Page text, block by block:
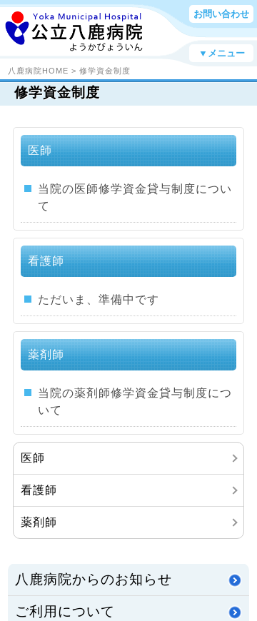
お問い合わせ
▼メニュー
八鹿病院HOME > 修学資金制度
修学資金制度
医師
当院の医師修学資金貸与制度につい
て
看護師
ただいま、準備中です
薬剤師
当院の薬剤師修学資金貸与制度につ
いて
医師
看護師
薬剤師
八鹿病院からのお知らせ
ご利用について